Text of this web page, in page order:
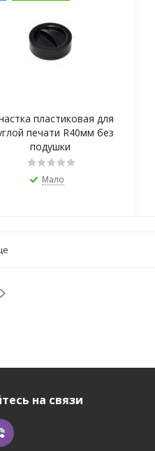
пластиковая для
печати R40мм без
подушки
Мало
на связи